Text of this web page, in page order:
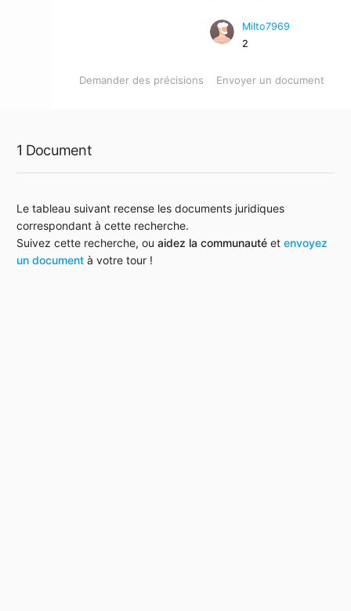
Milto7969
2
Demander des précisions Envoyer un document
1 Document
Le tableau suivant recense les documents juridiques
correspondant à cette recherche.
Suivez cette recherche, ou aidez la communauté et envoyez
un document à votre tour !